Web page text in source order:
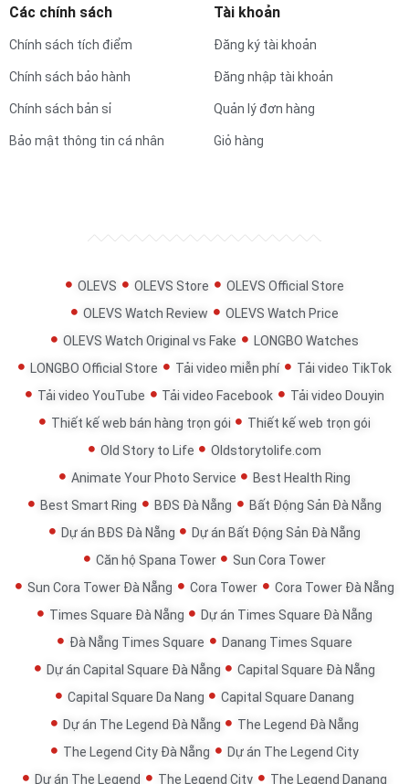
Các chính sách
Chính sách tích điểm
Chính sách bảo hành
Chính sách bản sỉ
Bảo mật thông tin cá nhân
Tài khoản
Đăng ký tài khoản
Đăng nhập tài khoản
Quản lý đơn hàng
Giỏ hàng
OLEVS OLEVS Store
OLEVS Official Store
OLEVS Watch Review
OLEVS Watch Price
OLEVS Watch Original vs Fake
LONGBO Watches
LONGBO Official Store
Tải video miễn phí
Tải video TikTok
Tải video YouTube
Tải video Facebook
Tải video Douyin
Thiết kế web bán hàng trọn gói
Thiết kế web trọn gói
Old Story to Life
Oldstorytolife.com
Animate Your Photo Service
Best Health Ring
Best Smart Ring
BĐS Đà Nẵng
Bất Động Sản Đà Nẵng
Dự án BĐS Đà Nẵng
Dự án Bất Động Sản Đà Nẵng
Căn hộ Spana Tower
Sun Cora Tower
Sun Cora Tower Đà Nẵng
Cora Tower
Cora Tower Đà Nẵng
Times Square Đà Nẵng
Dự án Times Square Đà Nẵng
Đà Nẵng Times Square
Danang Times Square
Dự án Capital Square Đà Nẵng
Capital Square Đà Nẵng
Capital Square Da Nang
Capital Square Danang
Dự án The Legend Đà Nẵng
The Legend Đà Nẵng
The Legend City Đà Nẵng
Dự án The Legend City
Dự án The Legend
The Legend City
The Legend Danang